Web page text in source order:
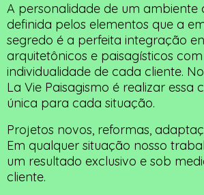
A personalidade de um ambiente
definida pelos elementos que a
segredo é a perfeita integração
arquitetônicos e paisagísticos
individualidade de cada cliente.
La Vie Paisagismo é realizar essa
única para cada situação.
Projetos novos, reformas,
Em qualquer situação nosso
um resultado exclusivo e sob
cliente.